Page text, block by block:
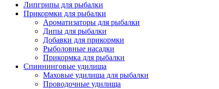
Липгрипы для рыбалки
Прикормки для рыбалки
Ароматизаторы для рыбалки
Дипы для рыбалки
Добавки для прикормки
Рыболовные насадки
Прикормка для рыбалки
Спиннинговые удилища
Маховые удилища для рыбалки
Проводочные удилища